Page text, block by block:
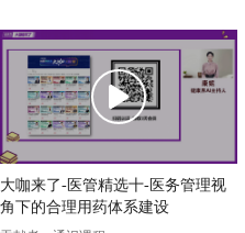
大咖来了-医管精选十-医务管理视
角下的合理用药体系建设